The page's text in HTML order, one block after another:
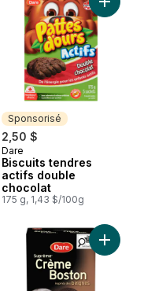
Pattes d’ours Gâteau
Sponsorisé
2,50 $
Sponsorisé
Dare
Biscuits tendres
actifs double
chocolat
175 g, 1,43 $/100g
Ajouter
d’ours Actifs Muffin aux
Ajouter